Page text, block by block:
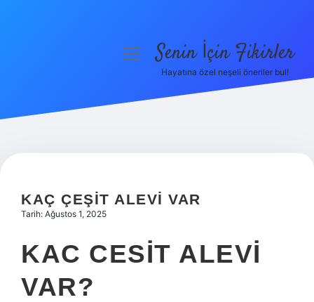
Hakkımızda
menüyüSenin İçin Fikirler
Hayatına özel neşeli öneriler bul!
KAÇ ÇEŞIT ALEVI VAR
Tarih: Ağustos 1, 2025
KAC CESIT ALEVI
VAR?